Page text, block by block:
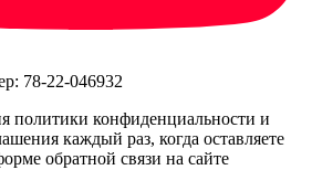
78-22-046932
политики конфиденциальности и
каждый раз, когда оставляете
обратной связи на сайте